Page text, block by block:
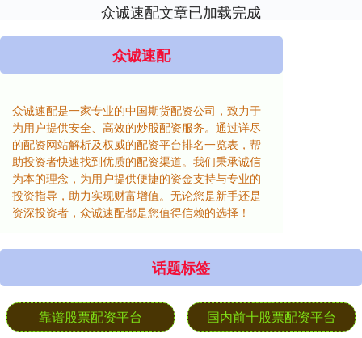
众诚速配文章已加载完成
众诚速配
众诚速配是一家专业的中国期货配资公司，致力于
为用户提供安全、高效的炒股配资服务。通过详尽
的配资网站解析及权威的配资平台排名一览表，帮
助投资者快速找到优质的配资渠道。我们秉承诚信
为本的理念，为用户提供便捷的资金支持与专业的
投资指导，助力实现财富增值。无论您是新手还是
资深投资者，众诚速配都是您值得信赖的选择！
话题标签
靠谱股票配资平台 国内前十股票配资平台